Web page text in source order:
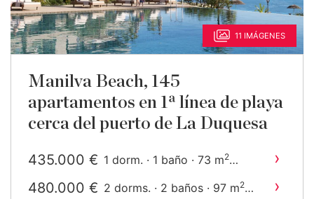
11 IMÁGENES
Manilva Beach, 145
apartamentos en 1ª línea de playa
cerca del puerto de La Duquesa
435.000 € 1 dorm. · 1 baño · 73 m2 ›
480.000 € 2 dorms. · 2 baños · 97 m2 ›